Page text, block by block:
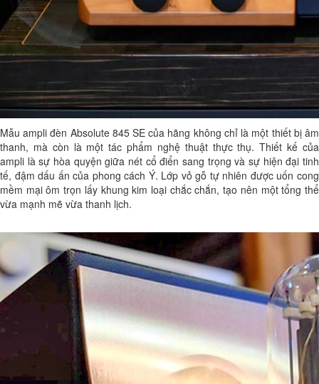
Mẫu ampli đèn Absolute 845 SE của hãng không chỉ là một thiết bị âm
thanh, mà còn là một tác phẩm nghệ thuật thực thụ. Thiết kế của
ampli là sự hòa quyện giữa nét cổ điển sang trọng và sự hiện đại tinh
tế, đậm dấu ấn của phong cách Ý. Lớp vỏ gỗ tự nhiên được uốn cong
mềm mại ôm trọn lấy khung kim loại chắc chắn, tạo nên một tổng thể
vừa mạnh mẽ vừa thanh lịch.